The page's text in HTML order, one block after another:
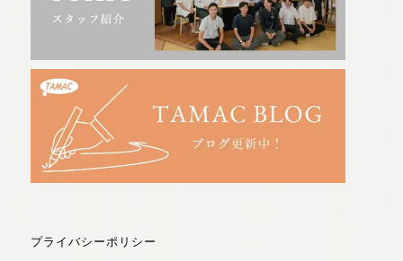
プライバシーポリシー